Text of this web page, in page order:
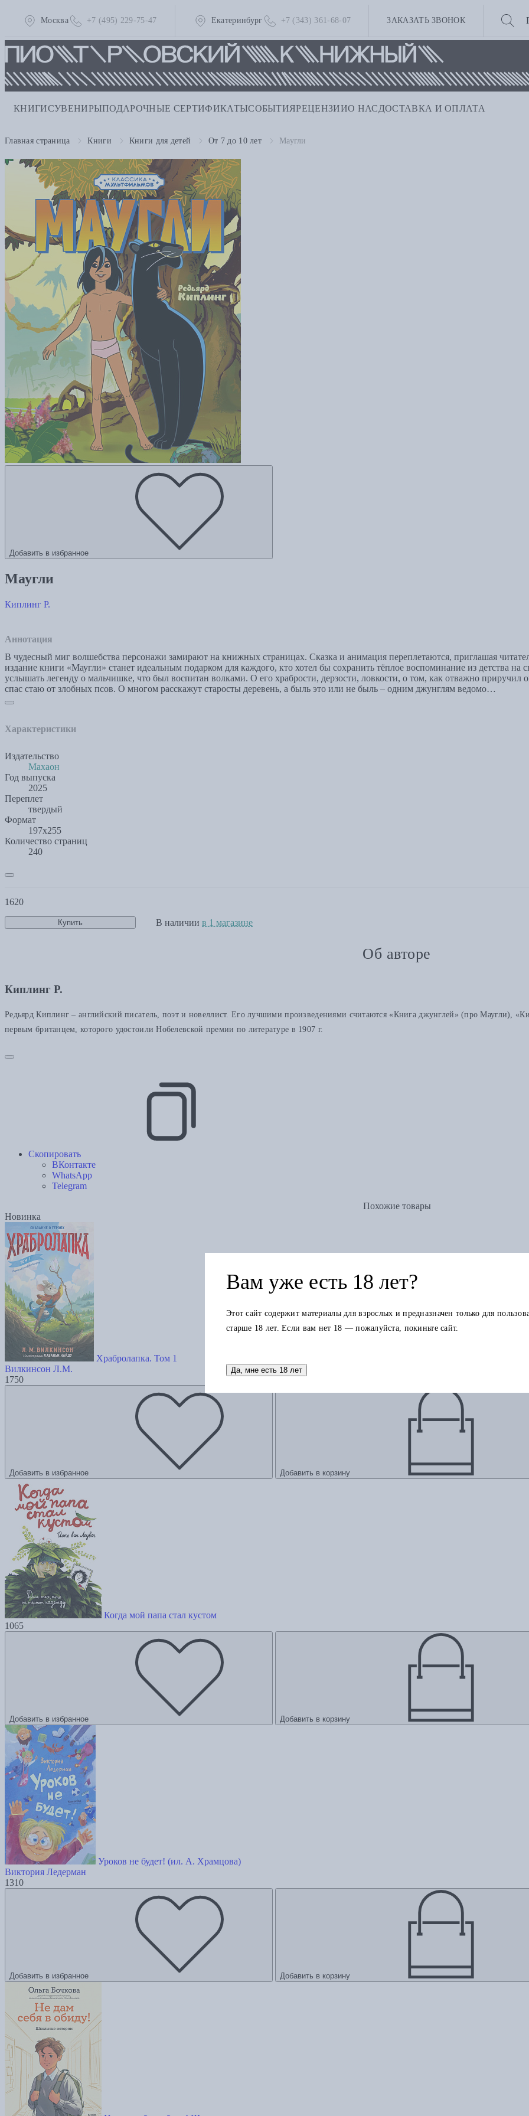
Москва +7 (495) 229-75-47 Екатеринбург +7 (343) 361-68-07 ЗАКАЗАТЬ ЗВОНОК
КНИГИСУВЕНИРЫПОДАРОЧНЫЕ СЕРТИФИКАТЫСОБЫТИЯРЕЦЕНЗИИО НАС ДОСТАВКА И ОПЛАТА
Главная страница Книги Книги для детей От 7 до 10 лет Маугли
Добавить в избранное
Маугли
Киплинг Р.
Аннотация
В чудесный миг волшебства персонажи замирают на книжных страницах. Сказка и анимация переплетаются, приглашая
издание книги «Маугли» станет идеальным подарком для каждого, кто хотел бы сохранить тёплое воспоминание из детства
услышать легенду о мальчишке, что был воспитан волками. О его храбрости, дерзости, ловкости, о том, как отважно приручил
спас стаю от злобных псов. О многом расскажут старосты деревень, а быль это или не быль – одним джунглям ведомо…
Характеристики
Издательство
Махаон
Год выпуска
2025
Переплет
твердый
Формат
197х255
Количество страниц
240
1620
Купить В наличии в 1 магазине
Об авторе
Киплинг Р.
Редьярд Киплинг – английский писатель, поэт и новеллист. Его лучшими произведениями считаются «Книга джунглей» (про Маугли),
первым британцем, которого удостоили Нобелевской премии по литературе в 1907 г.
Скопировать
ВКонтакте
WhatsApp
Telegram
Похожие товары
Новинка
Храбролапка. Том 1
Вилкинсон Л.М.
1750
Добавить в избранное Добавить в корзину
Когда мой папа стал кустом
1065
Добавить в избранное Добавить в корзину
Уроков не будет! (ил. А. Храмцова)
Виктория Ледерман
1310
Добавить в избранное Добавить в корзину
Вам уже есть 18 лет?
Этот сайт содержит материалы для взрослых и предназначен только для
старше 18 лет. Если вам нет 18 — пожалуйста, покиньте сайт.
Да, мне есть 18 лет